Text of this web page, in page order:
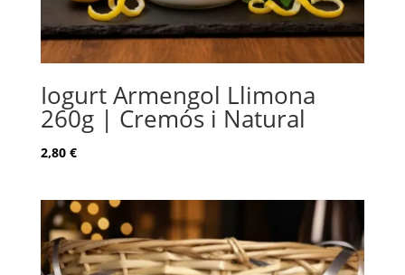
Iogurt Armengol Llimona
260g | Cremós i Natural
2,80 €